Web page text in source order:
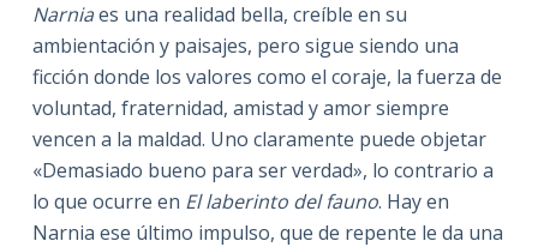
Narniaes una realidad bella, creíble en su
ambientación y paisajes, pero sigue siendo una
ficción donde los valores como el coraje, la fuerza de
voluntad, fraternidad, amistad y amor siempre
vencen a la maldad. Uno claramente puede objetar
«Demasiado bueno para ser verdad», lo contrario a
lo que ocurre en El laberinto del fauno. Hay en
Narnia ese último impulso, que de repente le da una